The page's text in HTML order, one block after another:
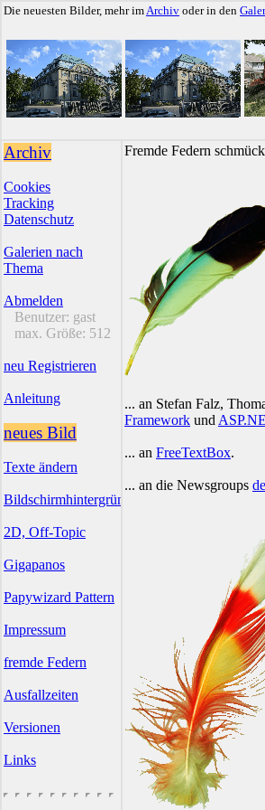
Die neuesten Bilder, mehr imArchiv oder in den
Archiv
Cookies
Tracking
Datenschutz
Galerien nach
Thema
Abmelden
Benutzer: gast
max. Größe: 512
neu Registrieren
Anleitung
neues Bild
Texte ändern
Bildschirmhintergründe
2D, Off-Topic
Gigapanos
Papywizard Pattern
Impressum
fremde Federn
Ausfallzeiten
Versionen
Links
Fremde Federn
... an Stefan Falz,
Framework und
... an FreeTextBox.
... an die Newsgroups